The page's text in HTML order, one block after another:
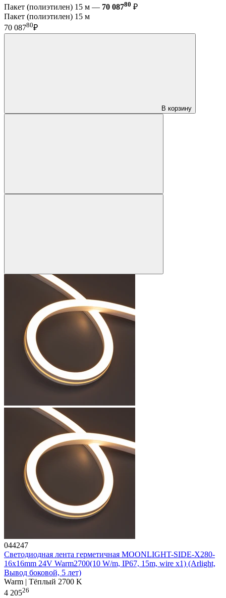
Пакет (полиэтилен) 15 м — 70 08780 ₽
Пакет (полиэтилен) 15 м
70 08780₽
В корзину
044247
Светодиодная лента герметичная MOONLIGHT-SIDE-X280-
16x16mm 24V Warm2700(10 W/m, IP67, 15m, wire x1) (Arlight,
Вывод боковой, 5 лет)
Warm | Тёплый 2700 K
4 20526